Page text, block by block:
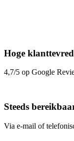
Hoge
4,7/5 op Google
Steeds
Via e-mail of